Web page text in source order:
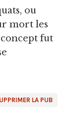
ou
mort les
concept fut
LA PUB